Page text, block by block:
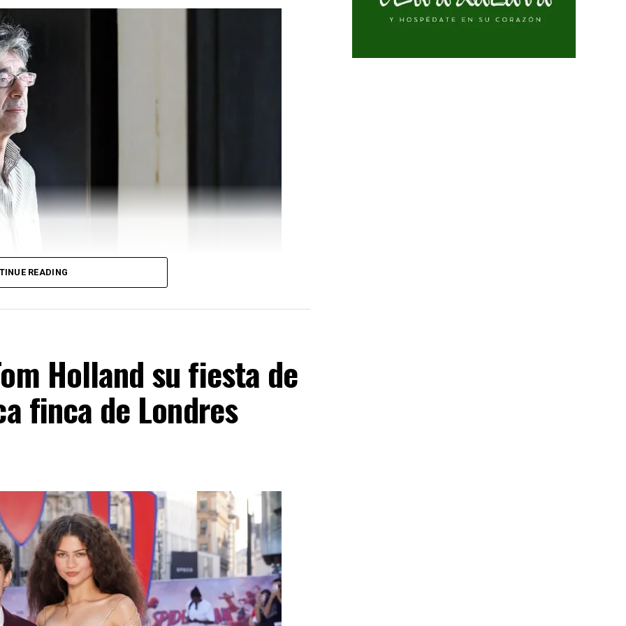
INFORMACIÓN
READING
Holland su fiesta de
finca de Londres